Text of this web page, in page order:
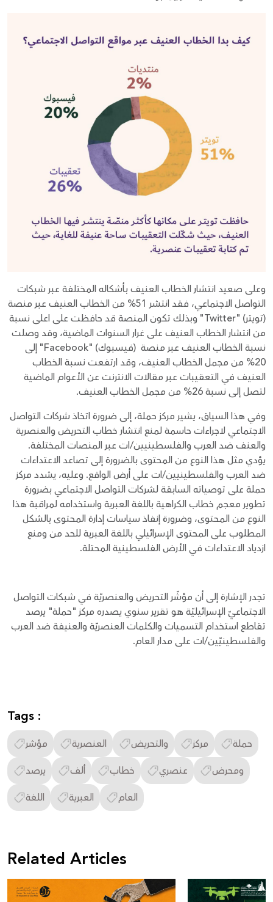
وعلى صعيد انتشار الخطاب العنيف بأشكاله المختلفة عبر شبكات
التواصل الاجتماعي، فقد انتشر 51% من الخطاب العنيف عبر منصة
(تويتر) "Twitter" وبذلك تكون المنصة قد حافظت على اعلى نسبة
من انتشار الخطاب العنيف على غرار السنوات الماضية، وقد وصلت
نسبة الخطاب العنيف عبر منصة (فيسبوك) "Facebook" إلى
20% من مجمل الخطاب العنيف، وقد ارتفعت نسبة الخطاب
العنيف في التعقيبات عبر مقالات الانترنت عن الأعوام الماضية
لتصل إلى نسبة 26% من مجمل الخطاب العنيف.
وفي هذا السياق، يشير مركز حملة، إلى ضرورة اتخاذ شركات التواصل
الاجتماعي لاجراءات حاسمة لمنع انتشار خطاب التحريض والعنصرية
والعنف ضد العرب والفلسطينيين/ات عبر المنصات المختلفة.
يؤدي مثل هذا النوع من المحتوى بالضرورة إلى تصاعد الاعتداءات
ضد العرب والفلسطينيين/ات على أرض الواقع. وعليه، يشدد مركز
حملة على توصياته السابقة لشركات التواصل الاجتماعي بضرورة
تطوير معجم خطاب الكراهية باللغة العبرية واستخدامه لمراقبة هذا
النوع من المحتوى، وضرورة إنفاذ سياسات إدارة المحتوى بالشكل
المطلوب على المحتوى الإسرائيلي باللغة العبرية للحد من ومنع
ازدياد الاعتداءات في الأرض الفلسطينية المحتلة.
تجدر الإشارة إلى أن مؤشّر التحريض والعنصريّة في شبكات التواصل
الاجتماعيّ الإسرائيليّة هو تقرير سنوي يصدره مركز "حملة" يرصد
تقاطع استخدام التسميات والكلمات العنصريّة والعنيفة ضد العرب
والفلسطينيّين/ات على مدار العام.
Tags :
مؤشر العنصرية والتحريض مركز
حملة
يرصد
ألف خطاب عنصري
ومحرض
اللغة
العبرية العام
Related Articles